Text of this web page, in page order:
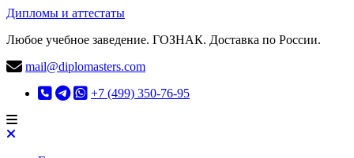
Дипломы и аттестаты
Любое учебное заведение. ГОЗНАК. Доставка по России.
mail@diplomasters.com
+7 (499) 350-76-95